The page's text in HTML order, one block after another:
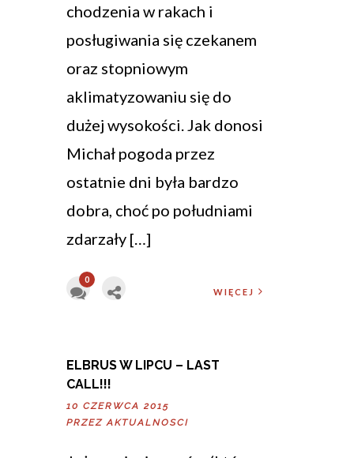
chodzenia w rakach i
posługiwania się czekanem
oraz stopniowym
aklimatyzowaniu się do
dużej wysokości. Jak donosi
Michał pogoda przez
ostatnie dni była bardzo
dobra, choć po południami
zdarzały […]
0
WIĘCEJ
ELBRUS W LIPCU – LAST
CALL!!!
10 CZERWCA 2015
PRZEZ AKTUALNOSCI